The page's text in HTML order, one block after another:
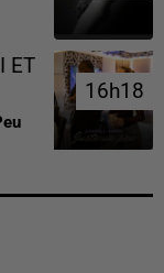
ET
16h18
16h18